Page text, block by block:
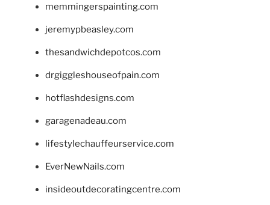
memmingerspainting.com
jeremypbeasley.com
thesandwichdepotcos.com
drgiggleshouseofpain.com
hotflashdesigns.com
garagenadeau.com
lifestylechauffeurservice.com
EverNewNails.com
insideoutdecoratingcentre.com